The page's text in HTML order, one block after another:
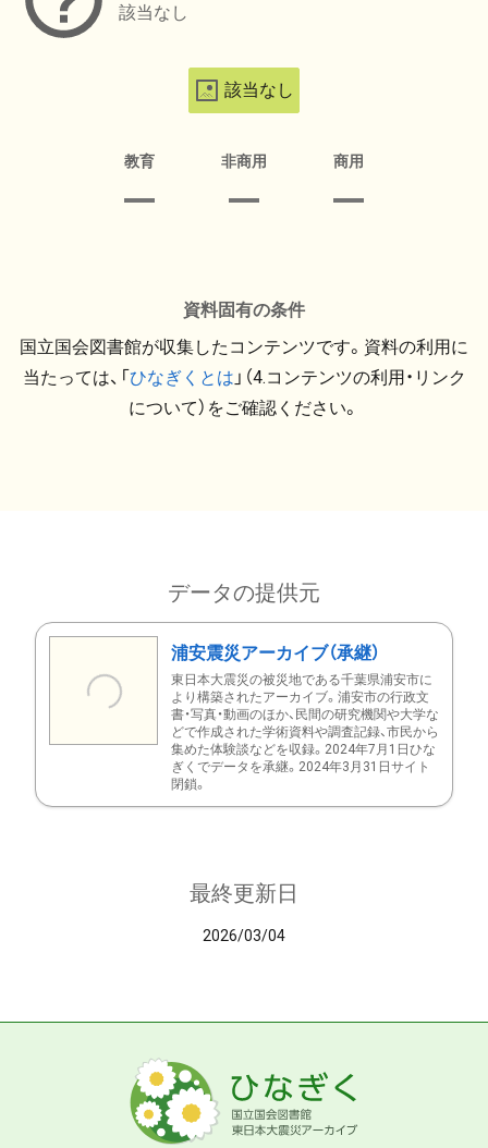
該当なし
該当なし
教育 非商用 商用
資料固有の条件
国立国会図書館が収集したコンテンツです。資料の利用に
当たっては、「ひなぎくとは 」（4.コンテンツの利用・リンク
について）をご確認ください。
データの提供元
浦安震災アーカイブ（承継）
東日本大震災の被災地である千葉県浦安市に
より構築されたアーカイブ。浦安市の行政文
書・写真・動画のほか、民間の研究機関や大学な
どで作成された学術資料や調査記録、市民から
集めた体験談などを収録。2024年7月1日ひな
ぎくでデータを承継。2024年3月31日サイト
閉鎖。
最終更新日
2026/03/04